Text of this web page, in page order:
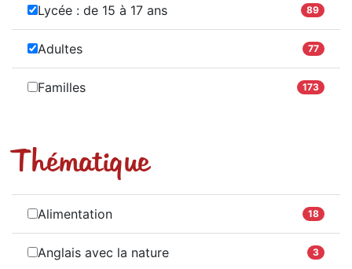
Lycée : de 15 à 17 ans 89
Adultes 77
Familles 173
Thématique
Alimentation 18
Anglais avec la nature 3